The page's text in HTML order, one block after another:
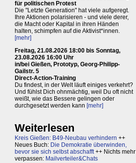
für politischen Protest
Die "Letzte Generation" hat viele aufgeregt.
Ihre Aktionen polarisieren - und viele derer,
die Macht oder Kapital in ihren Händen
halten, schimpfen auf die Aktivist*innen.
[mehr]
Freitag, 21.08.2026 18:00 bis Sonntag,
23.08.2026 16:00 Uhr
in/bei Gießen, Prototyp, Georg-Philipp-
Gailstr. 5
Direct-Action-Training
Du findest, in der Welt läuft einiges verkehrt?
Und fühlst Dich ohnmächtig, weil Du oft nicht
weißt, wie das Bessere gelingen oder
durchgesetzt werden kann [mehr]
Weiterlesen
Kreis Gießen: B49-Neubau verhindern ++
Neues Buch: Die Demokratie überwinden,
bevor sie sich selbst abschafft++ Nichts mehr
verpassen: Mailverteiler&Chats